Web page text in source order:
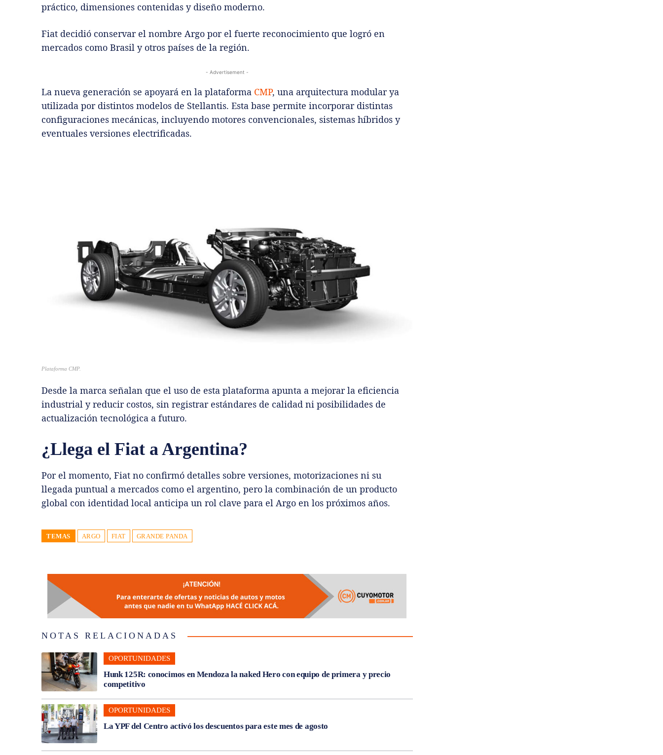
práctico, dimensiones contenidas y diseño moderno.
Fiat decidió conservar el nombre Argo por el fuerte reconocimiento que logró en
mercados como Brasil y otros países de la región.
- Advertisement -
La nueva generación se apoyará en la plataforma CMP, una arquitectura modular ya
utilizada por distintos modelos de Stellantis. Esta base permite incorporar distintas
configuraciones mecánicas, incluyendo motores convencionales, sistemas híbridos y
eventuales versiones electrificadas.
Plataforma CMP.
Desde la marca señalan que el uso de esta plataforma apunta a mejorar la eficiencia
industrial y reducir costos, sin registrar estándares de calidad ni posibilidades de
actualización tecnológica a futuro.
¿Llega el Fiat a Argentina?
Por el momento, Fiat no confirmó detalles sobre versiones, motorizaciones ni su
llegada puntual a mercados como el argentino, pero la combinación de un producto
global con identidad local anticipa un rol clave para el Argo en los próximos años.
TEMAS ARGO FIAT GRANDE PANDA
NOTAS RELACIONADAS
OPORTUNIDADES
Hunk 125R: conocimos en Mendoza la naked Hero con equipo de primera y precio
competitivo
OPORTUNIDADES
La YPF del Centro activó los descuentos para este mes de agosto